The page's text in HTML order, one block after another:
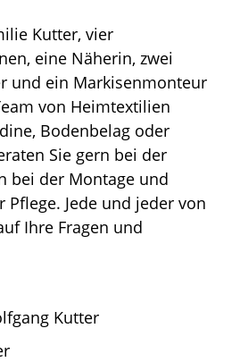
Kutter, vier
eine Näherin, zwei
und ein Markisenmonteur
von Heimtextilien
Bodenbelag oder
Sie gern bei der
bei der Montage und
Jede und jeder von
Ihre Fragen und